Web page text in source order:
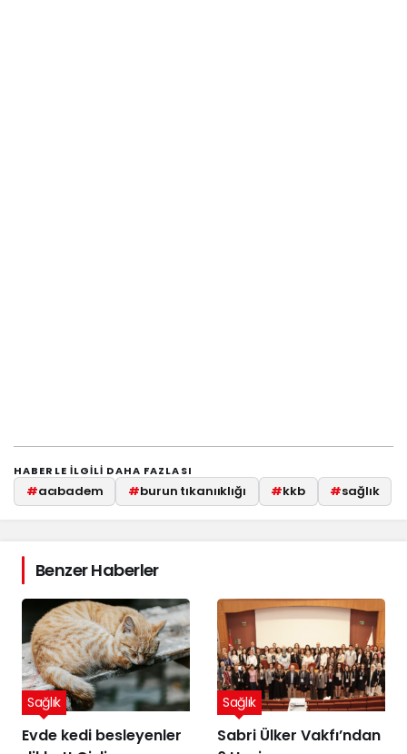
HABERLE ILGILI DAHA FAZLASI
#acıbadem #burun tıkanııklığı #kkb #sağlık
Benzer Haberler
Evde kedi besleyenler
Sağlık
Sabri Ülker Vakfı’ndan
Sağlık